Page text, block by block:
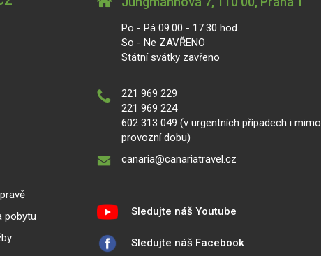
pobytu
Po - Pá 09.00 - 17.30 hod.
So - Ne ZAVŘENO
Státní svátky zavřeno
221 969 229
221 969 224
602 313 049 (v urgentních případech i mimo
provozní dobu)
canaria@canariatravel.cz
Sledujte náš Youtube
Sledujte náš Facebook